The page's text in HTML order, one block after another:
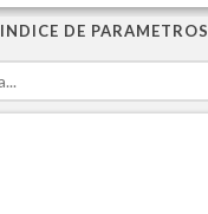
INDICE DE PARAMETROS